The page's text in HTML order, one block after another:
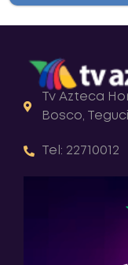
Tv Azteca
Bosco,
Tel: 22710012